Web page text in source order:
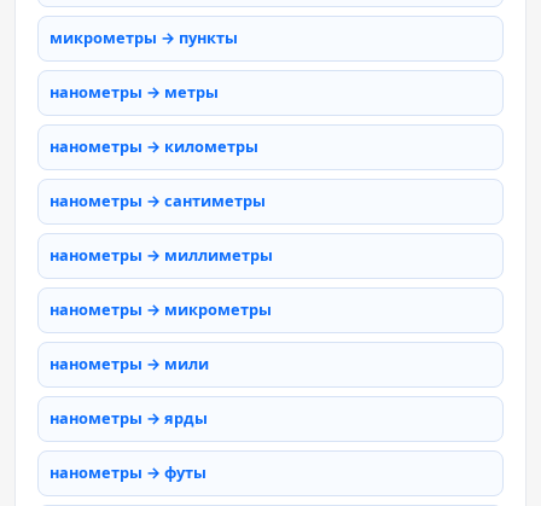
микрометры → пункты
нанометры → метры
нанометры → километры
нанометры → сантиметры
нанометры → миллиметры
нанометры → микрометры
нанометры → мили
нанометры → ярды
нанометры → футы